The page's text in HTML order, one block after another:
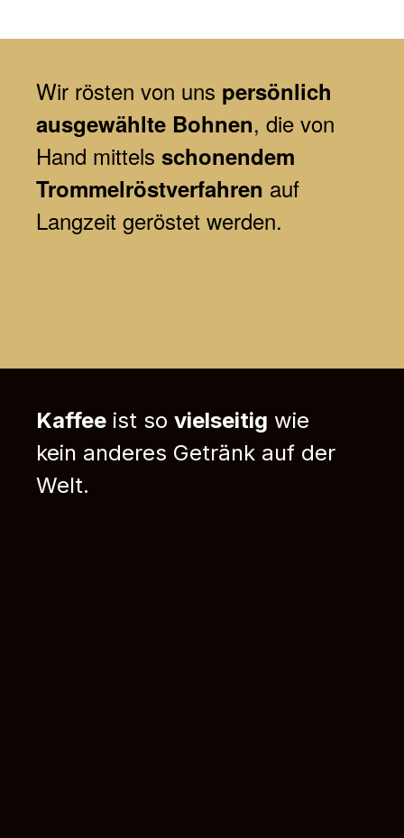
Wir rösten von uns persönlich
ausgewählte Bohnen, die von
Hand mittels schonendem
Trommelröstverfahren auf
Langzeit geröstet werden.
Kaffee ist so vielseitig wie
kein anderes Getränk auf der
Welt.